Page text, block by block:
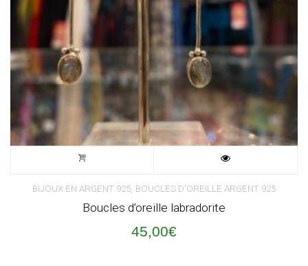
BIJOUX EN ARGENT 925 BOUCLES D'OREILLE ARGENT 925
Boucles d’oreille labradorite
45,00€